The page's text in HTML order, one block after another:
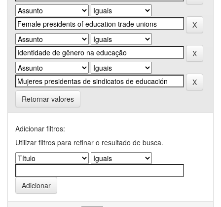
Retornar valores
Adicionar filtros:
Utilizar filtros para refinar o resultado de busca.